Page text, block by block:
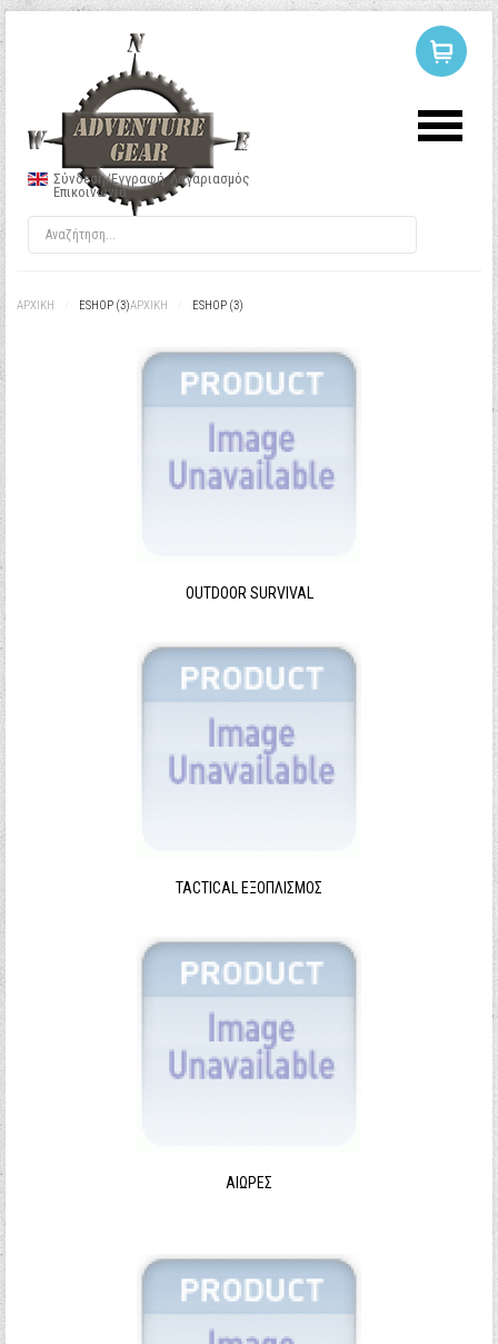
Σύνδεση/Εγγραφή Λογαριασμός
Επικοινωνία
ΑΡΧΙΚΉ ESHOP (3)ΑΡΧΙΚΉ ESHOP (3)
OUTDOOR SURVIVAL
TACTICAL ΕΞΟΠΛΙΣΜΌΣ
ΑΙΩΡΕΣ
ΣΥΝΔΕΣΗ
Κωδικός
Να με θυμάσαι